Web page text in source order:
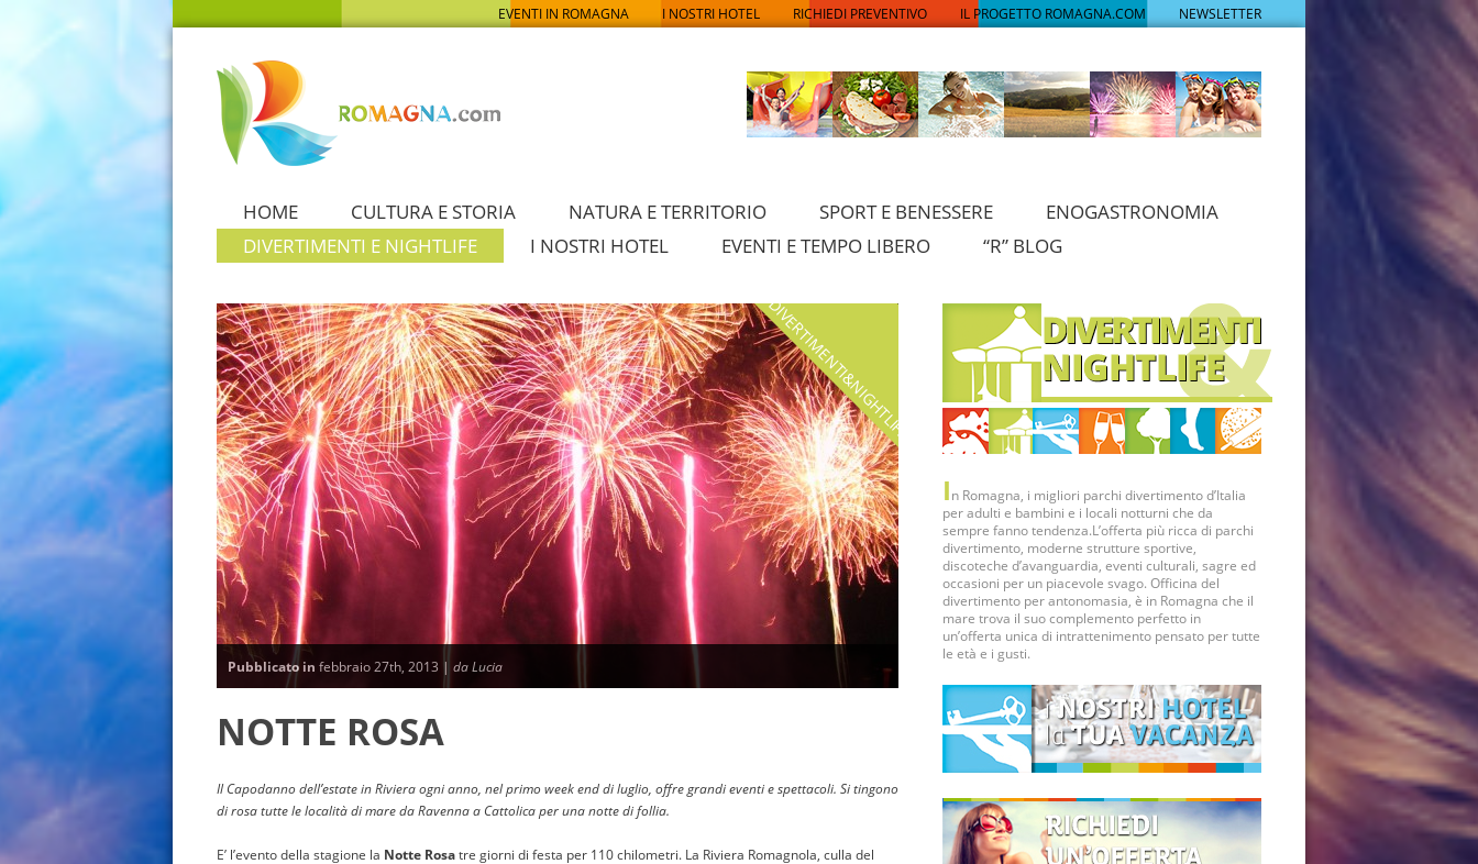
EVENTI IN ROMAGNA I NOSTRI HOTEL RICHIEDI PREVENTIVO IL PROGETTO ROMAGNA.COM NEWSLETTER
HOME CULTURA E STORIA NATURA E TERRITORIO SPORT E BENESSERE
ENOGASTRONOMIA
DIVERTIMENTI E NIGHTLIFE
I NOSTRI HOTEL EVENTI E TEMPO LIBERO “R” BLOG
DIVERTIMENTI&NIGHTLIFE
Pubblicato in febbraio 27th, 2013 | da Lucia
NOTTE ROSA
Il Capodanno dell’estate in Riviera ogni anno, nel primo week end di luglio, offre grandi eventi e spettacoli. Si tingono
di rosa tutte le località di mare da Ravenna a Cattolica per una notte di follia.
E’ l’evento della stagione la Notte Rosatre giorni di festa per 110 chilometri. La Riviera Romagnola, culla del
In Romagna, i migliori parchi divertimento d’Italia
per adulti e bambini e i locali notturni che da
sempre fanno tendenza.L’offerta più ricca di parchi
divertimento, moderne strutture sportive,
discoteche d’avanguardia, eventi culturali, sagre ed
occasioni per un piacevole svago. Officina del
divertimento per antonomasia, è in Romagna che il
mare trova il suo complemento perfetto in
un’offerta unica di intrattenimento pensato per tutte
le età e i gusti.